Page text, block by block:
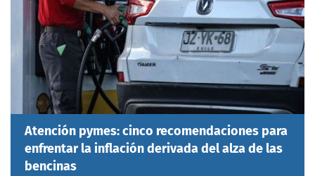
Atención pymes: cinco recomendaciones para
enfrentar la inflación derivada del alza de las
bencinas